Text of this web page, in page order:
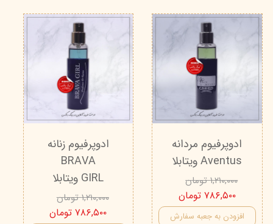
ادوپرفیوم مردانه
Aventus ویتابلا
۱,۲۱۰,۰۰۰ تومان
۷۸۶,۵۰۰ تومان
افزودن به جعبه سفارش
ادوپرفیوم زنانه
BRAVA
GIRL ویتابلا
۱,۲۱۰,۰۰۰ تومان
۷۸۶,۵۰۰ تومان